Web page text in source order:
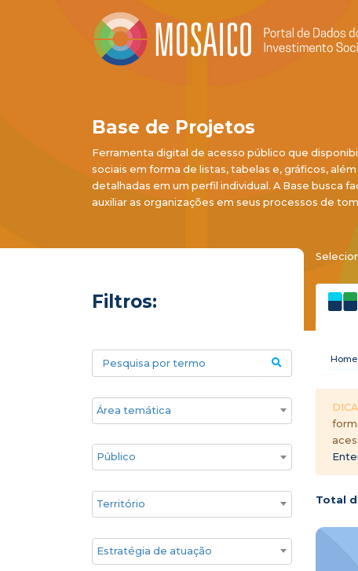
Base de Projetos
Ferramenta digital de acesso público que
sociais em forma de listas, tabelas e, gráficos,
detalhadas em um perfil individual. A Base busca
auxiliar as organizações em seus processos de
Filtros:
Pesquisa por termo
Áreas temáticas
Público
Territórios
Estratégia de atuação
Home
Total